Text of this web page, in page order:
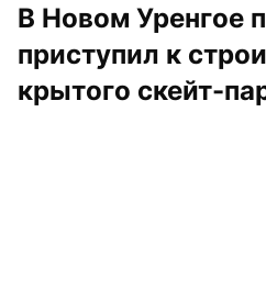
В Новом Уренгое
приступил к
крытого скейт-